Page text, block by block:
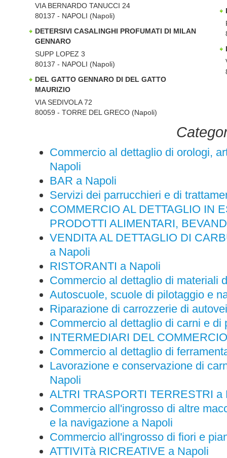
VIA BERNARDO TANUCCI 24
80137 - NAPOLI (Napoli)
DETERSIVI CASALINGHI PROFUMATI DI MILAN
GENNARO
SUPP LOPEZ 3
80137 - NAPOLI (Napoli)
DEL GATTO GENNARO DI DEL GATTO
MAURIZIO
VIA SEDIVOLA 72
80059 - TORRE DEL GRECO (Napoli)
Commercio al dettaglio di orologi,
Napoli
BAR a Napoli
Servizi dei parrucchieri e di
COMMERCIO AL DETTAGLIO IN
PRODOTTI ALIMENTARI,
VENDITA AL DETTAGLIO DI
a Napoli
RISTORANTI a Napoli
Commercio al dettaglio di materiali
Autoscuole, scuole di pilotaggio e
Riparazione di carrozzerie di
Commercio al dettaglio di carni e
INTERMEDIARI DEL
Commercio al dettaglio di
Lavorazione e conservazione di
Napoli
ALTRI TRASPORTI TERRESTRI a
Commercio all'ingrosso di altre
e la navigazione a Napoli
Commercio all'ingrosso di fiori e
ATTIVITà RICREATIVE a Napoli